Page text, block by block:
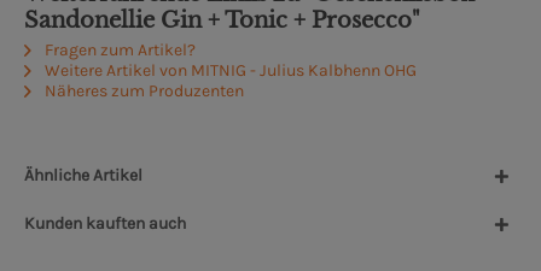
Sandonellie Gin + Tonic + Prosecco"
Fragen zum Artikel?
Weitere Artikel von MITNIG - Julius Kalbhenn OHG
Näheres zum Produzenten
Ähnliche Artikel
Kunden kauften auch